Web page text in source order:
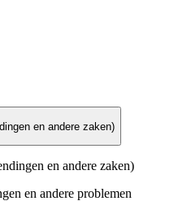
en andere zaken)
en andere zaken)
en andere problemen